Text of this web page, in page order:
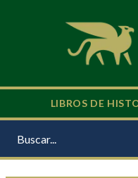
LIBROS DE